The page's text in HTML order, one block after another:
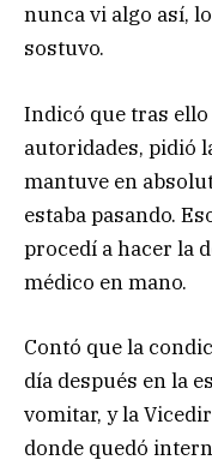
nunca vi algo así,
sostuvo.
Indicó que tras ello
autoridades, pidió
mantuve en
estaba pasando.
procedí a hacer la
médico en mano.
Contó que la
día después en la
vomitar, y la
donde quedó